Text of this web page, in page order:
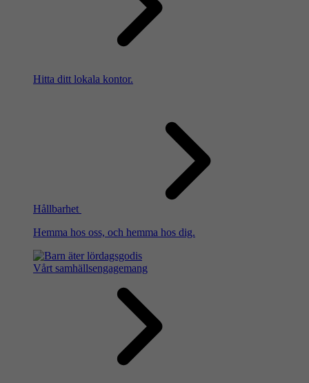
Hitta ditt lokala kontor.
Hållbarhet
Hemma hos oss, och hemma hos dig.
Vårt samhällsengagemang